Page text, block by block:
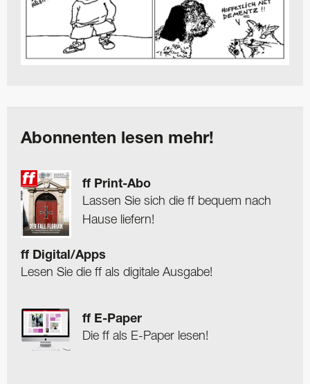
Abonnenten lesen mehr!
ff Print-Abo
Lassen Sie sich die ff bequem nach
Hause liefern!
ff Digital/Apps
Lesen Sie die ff als digitale Ausgabe!
ff E-Paper
Die ff als E-Paper lesen!